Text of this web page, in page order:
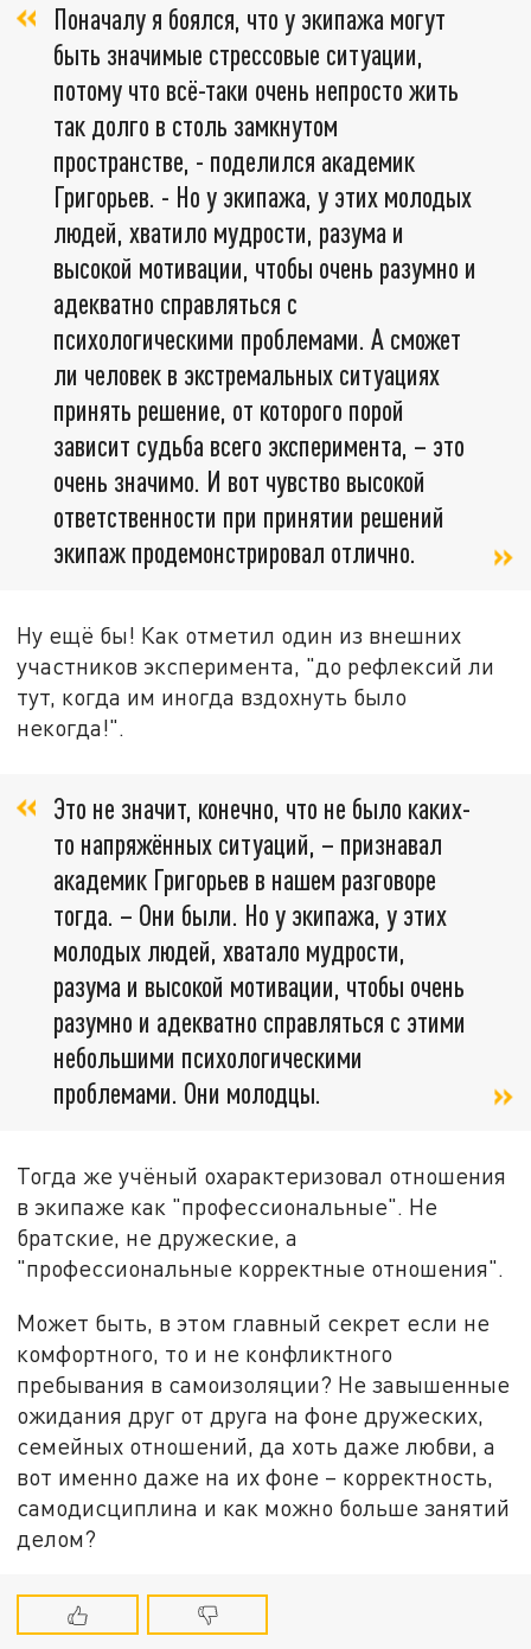
Поначалу я боялся, что у экипажа могут
быть значимые стрессовые ситуации,
потому что всё-таки очень непросто жить
так долго в столь замкнутом
пространстве, - поделился академик
Григорьев. - Но у экипажа, у этих молодых
людей, хватило мудрости, разума и
высокой мотивации, чтобы очень разумно и
адекватно справляться с
психологическими проблемами. А сможет
ли человек в экстремальных ситуациях
принять решение, от которого порой
зависит судьба всего эксперимента, – это
очень значимо. И вот чувство высокой
ответственности при принятии решений
экипаж продемонстрировал отлично.
Ну ещё бы! Как отметил один из внешних
участников эксперимента, "до рефлексий ли
тут, когда им иногда вздохнуть было
некогда!".
Это не значит, конечно, что не было каких-
то напряжённых ситуаций, – признавал
академик Григорьев в нашем разговоре
тогда. – Они были. Но у экипажа, у этих
молодых людей, хватало мудрости,
разума и высокой мотивации, чтобы очень
разумно и адекватно справляться с этими
небольшими психологическими
проблемами. Они молодцы.
Тогда же учёный охарактеризовал отношения
в экипаже как "профессиональные". Не
братские, не дружеские, а
"профессиональные корректные отношения".
Может быть, в этом главный секрет если не
комфортного, то и не конфликтного
пребывания в самоизоляции? Не завышенные
ожидания друг от друга на фоне дружеских,
семейных отношений, да хоть даже любви, а
вот именно даже на их фоне – корректность,
самодисциплина и как можно больше занятий
делом?